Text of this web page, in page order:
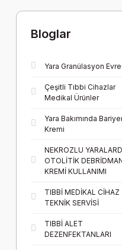
Bloglar
Yara Granülasyon
Çeşitli Tıbbi Cihazlar
Medikal Ürünler
Yara Bakımında
Kremi
NEKROZLU
OTOLİTİK
KREMİ KULLANIMI
TIBBİ MEDİKAL CİHAZ
TEKNİK SERVİSİ
TIBBİ ALET
DEZENFEKTANLARI